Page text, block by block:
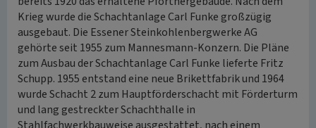
Krieg wurde die Schachtanlage Carl Funke großzügig
ausgebaut. Die Essener Steinkohlenbergwerke AG
gehörte seit 1955 zum Mannesmann-Konzern. Die Pläne
zum Ausbau der Schachtanlage Carl Funke lieferte Fritz
Schupp. 1955 entstand eine neue Brikettfabrik und 1964
wurde Schacht 2 zum Hauptförderschacht mit Förderturm
und lang gestreckter Schachthalle in